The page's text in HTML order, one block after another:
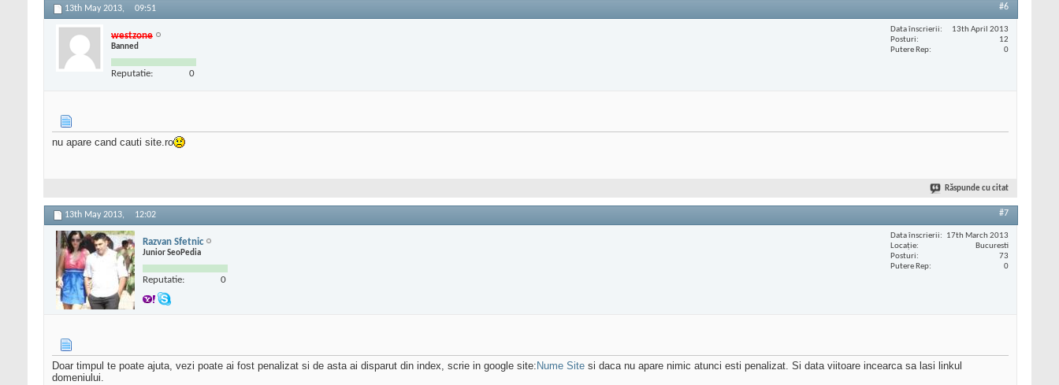
13th May 2013, 09:51 #6
westzone
Banned
Reputatie: 0
Data înscrierii
13th April 2013
Posturi
12
Putere Rep
0
nu apare cand cauti site.ro
Răspunde cu citat
13th May 2013, 12:02 #7
Razvan Sfetnic
Junior SeoPedia
Reputatie: 0
Data înscrierii
17th March 2013
Locaţie
Bucuresti
Posturi
73
Putere Rep
0
Doar timpul te poate ajuta, vezi poate ai fost penalizat si de asta ai disparut din index, scrie in google site: Nume Site si daca nu apare nimic atunci esti penalizat. Si data viitoare incearca sa lasi linkul
domeniului.